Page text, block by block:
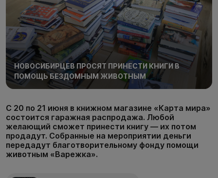
НОВОСИБИРЦЕВ ПРОСЯТ ПРИНЕСТИ КНИГИ В
ПОМОЩЬ БЕЗДОМНЫМ ЖИВОТНЫМ
С 20 по 21 июня в книжном магазине «Карта мира»
состоится гаражная распродажа. Любой
желающий сможет принести книгу — их потом
продадут. Собранные на мероприятии деньги
передадут благотворительному фонду помощи
животным «Варежка».